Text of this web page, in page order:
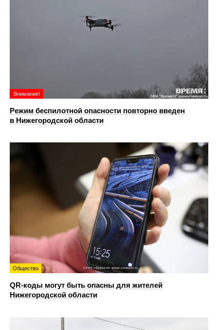
Внимание!
Режим беспилотной опасности повторно введен
в Нижегородской области
Общество
QR-коды могут быть опасны для жителей
Нижегородской области